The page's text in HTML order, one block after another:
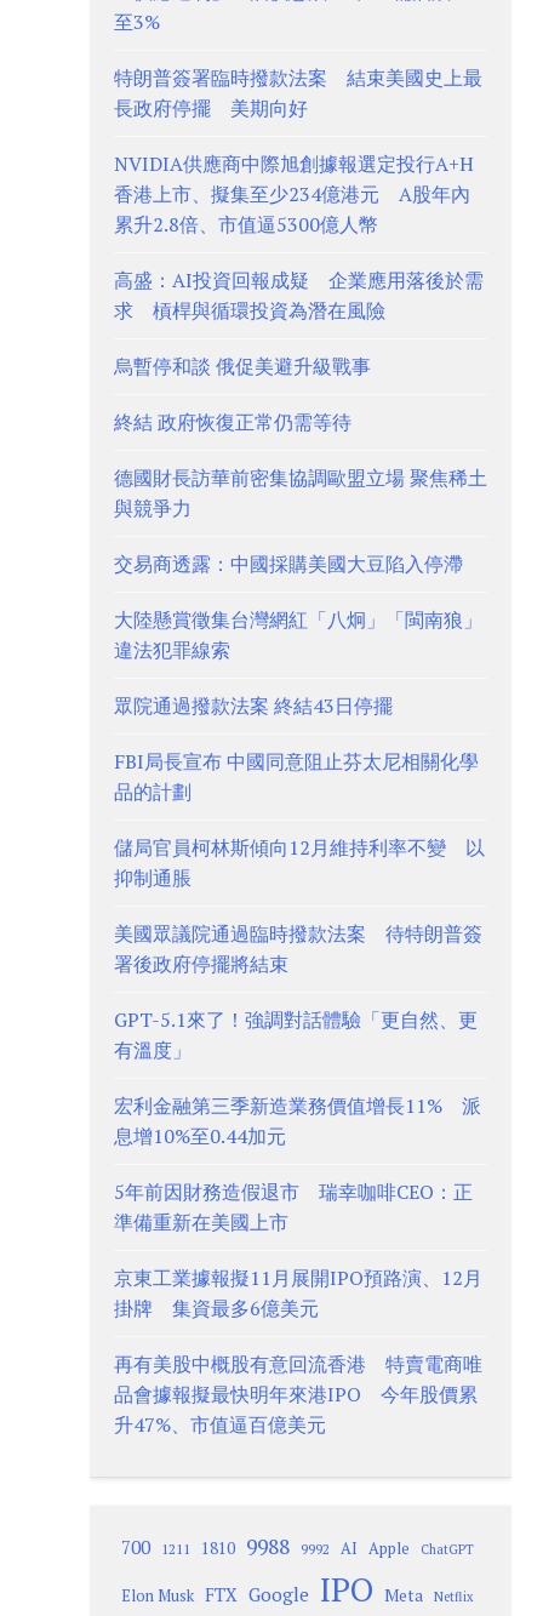
至3%
特朗普簽署臨時撥款法案 結束美國史上最
長政府停擺 美期向好
NVIDIA供應商中際旭創據報選定投行A+H
香港上市、擬集至少234億港元 A股年內
累升2.8倍、市值逼5300億人幣
高盛：AI投資回報成疑 企業應用落後於需
求 槓桿與循環投資為潛在風險
烏暫停和談 俄促美避升級戰事
終結 政府恢復正常仍需等待
德國財長訪華前密集協調歐盟立場 聚焦稀土
與競爭力
交易商透露：中國採購美國大豆陷入停滯
大陸懸賞徵集台灣網紅「八炯」「閩南狼」
違法犯罪線索
眾院通過撥款法案 終結43日停擺
FBI局長宣布 中國同意阻止芬太尼相關化學
品的計劃
儲局官員柯林斯傾向12月維持利率不變 以
抑制通脹
美國眾議院通過臨時撥款法案 待特朗普簽
署後政府停擺將結束
GPT-5.1來了！強調對話體驗「更自然、更
有溫度」
宏利金融第三季新造業務價值增長11% 派
息增10%至0.44加元
5年前因財務造假退市 瑞幸咖啡CEO：正
準備重新在美國上市
京東工業據報擬11月展開IPO預路演、12月
掛牌 集資最多6億美元
再有美股中概股有意回流香港 特賣電商唯
品會據報擬最快明年來港IPO 今年股價累
升47%、市值逼百億美元
700 1211 1810 9988 9992 AI Apple ChatGPT
Elon Musk FTX Google IPO Meta Netflix